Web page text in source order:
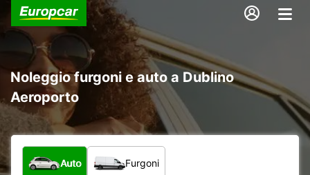
Noleggio furgoni e auto a Dublino
Aeroporto
Scegli la tipologia di veicolo:
Auto Furgoni